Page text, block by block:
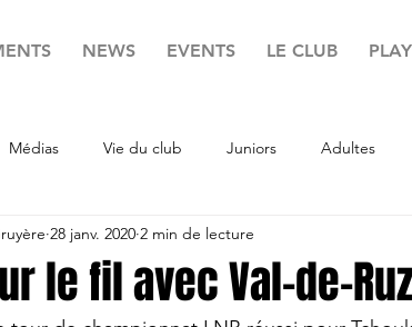
NEWS EVENTS LE CLUB
Médias Vie du club Juniors Adultes
le fil avec Val-de-Ruz
28 janv. 2020 2 min de lecture